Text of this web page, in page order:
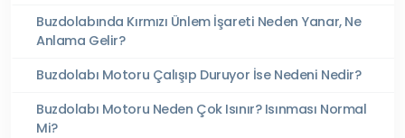
Buzdolabında Kırmızı Ünlem İşareti Neden Yanar, Ne
Anlama Gelir?
Buzdolabı Motoru Çalışıp Duruyor İse Nedeni Nedir?
Buzdolabı Motoru Neden Çok Isınır? Isınması Normal
Mi?